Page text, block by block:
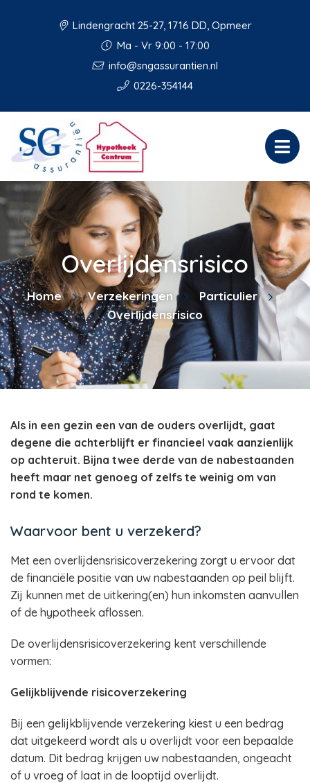
Lindengracht 25-27, 1716 DD, Opmeer
Ma - Vr 9:00 - 17:00
info@sngassurantien.nl
0226-354144
Overlijdensrisico
Home Verzekeringen
Particulier
Overlijdensrisico
Als in een gezin een van de ouders overlijdt, gaat
degene die achterblijft er financieel vaak aanzienlijk
op achteruit. Bijna twee derde van de nabestaanden
heeft maar net genoeg of zelfs te weinig om van
rond te komen.
Waarvoor bent u verzekerd?
Met een overlijdensrisicoverzekering zorgt u ervoor dat
de financiële positie van uw nabestaanden op peil blijft.
Zij kunnen met de uitkering(en) hun inkomsten aanvullen
of de hypotheek aflossen.
De overlijdensrisicoverzekering kent verschillende
vormen:
Gelijkblijvende risicoverzekering
Bij een gelijkblijvende verzekering kiest u een bedrag
dat uitgekeerd wordt als u overlijdt voor een bepaalde
datum. Dit bedrag krijgen uw nabestaanden, ongeacht
of u vroeg of laat in de looptijd overlijdt.